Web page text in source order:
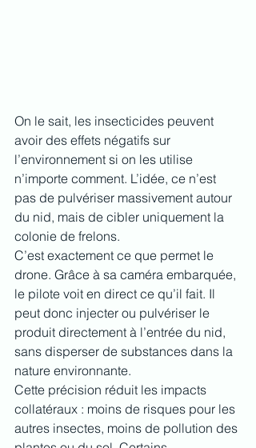
On le sait, les insecticides peuvent
avoir des effets négatifs sur
l’environnement si on les utilise
n’importe comment. L’idée, ce n’est
pas de pulvériser massivement autour
du nid, mais de cibler uniquement la
colonie de frelons.
C’est exactement ce que permet le
drone. Grâce à sa caméra embarquée,
le pilote voit en direct ce qu’il fait. Il
peut donc injecter ou pulvériser le
produit directement à l’entrée du nid,
sans disperser de substances dans la
nature environnante.
Cette précision réduit les impacts
collatéraux : moins de risques pour les
autres insectes, moins de pollution des